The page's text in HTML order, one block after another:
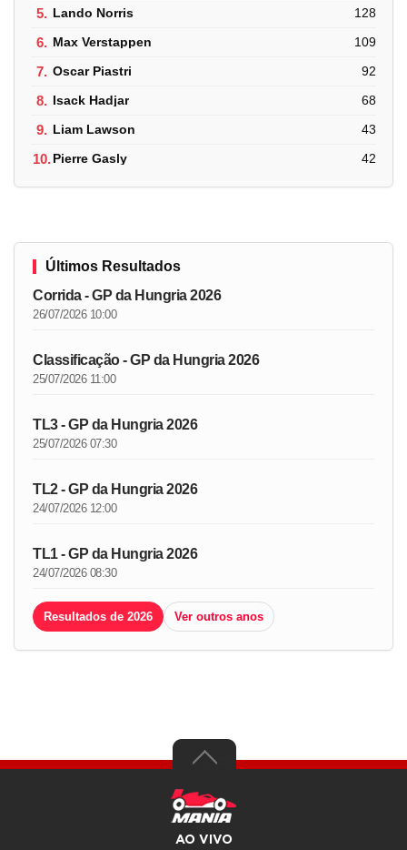
5. Lando Norris 128
6. Max Verstappen 109
7. Oscar Piastri 92
8. Isack Hadjar 68
9. Liam Lawson 43
10.Pierre Gasly 42
Últimos Resultados
Corrida - GP da Hungria 2026
26/07/2026 10:00
Classificação - GP da Hungria 2026
25/07/2026 11:00
TL3 - GP da Hungria 2026
25/07/2026 07:30
TL2 - GP da Hungria 2026
24/07/2026 12:00
TL1 - GP da Hungria 2026
24/07/2026 08:30
Resultados de 2026 Ver outros anos
AO VIVO